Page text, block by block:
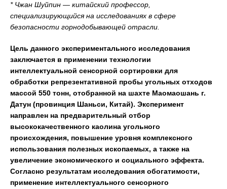
* Чжан Шуйпин — китайский профессор,
специализирующийся на исследованиях в сфере
безопасности горнодобывающей отрасли.
Цель данного экспериментального исследования
заключается в применении технологии
интеллектуальной сенсорной сортировки для
обработки репрезентативной пробы угольных отходов
массой 550 тонн, отобранной на шахте Маомаошань г.
Датун (провинция Шаньси, Китай). Эксперимент
направлен на предварительный отбор
высококачественного каолина угольного
происхождения, повышение уровня комплексного
использования полезных ископаемых, а также на
увеличение экономического и социального эффекта.
Согласно результатам исследования обогатимости,
применение интеллектуального сенсорного